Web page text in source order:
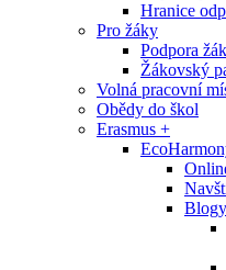
Hranice
Pro žáky
Podpora
Žákovský
Volná pracovní
Obědy do škol
Erasmus +
Blogy